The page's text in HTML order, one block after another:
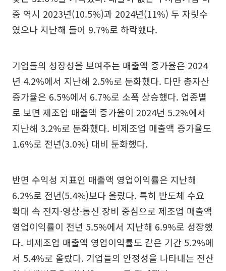
중 역시 2023년(10.5%)과 2024년(11%) 두 자릿수
였으나 지난해 들어 9.7%로 하락했다.
기업들의 성장성을 보여주는 매출액 증가율은 2024
년 4.2%에서 지난해 2.5%로 둔화했다. 다만 총자산
증가율은 6.5%에서 6.7%로 소폭 상승했다. 업종별
로 보면 제조업 매출액 증가율이 2024년 5.2%에서
지난해 3.2%로 둔화했다. 비제조업 매출액 증가율도
1.6%로 전년(3.0%) 대비 둔화했다.
반면 수익성 지표인 매출액 영업이익률은 지난해
6.2%로 전년(5.4%)보다 올랐다. 특히 반도체 수요
확대 속 전자·영상·통신 장비 중심으로 제조업 매출액
영업이익률이 전년 5.5%에서 지난해 6.9%로 성장했
다. 비제조업 매출액 영업이익률도 같은 기간 5.2%에
서 5.4%로 올랐다. 기업들의 안정성을 나타내는 전산